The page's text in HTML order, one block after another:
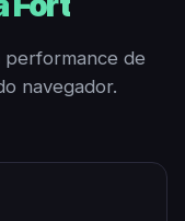
de
navegador.